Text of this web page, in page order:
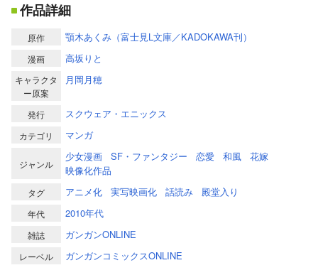
作品詳細
原作 顎木あくみ（富士見L文庫／KADOKAWA刊）
漫画 高坂りと
キャラクタ
ー原案
月岡月穂
発行 スクウェア・エニックス
カテゴリ マンガ
ジャンル
少女漫画 SF・ファンタジー 恋愛 和風
花嫁
映像化作品
タグ アニメ化 実写映画化 話読み 殿堂入り
年代 2010年代
雑誌 ガンガンONLINE
レーベル
ガンガンコミックスONLINE